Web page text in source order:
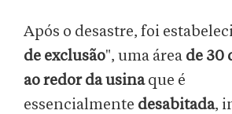
Após o desastre, foi
de exclusão", uma área de 30
ao redor da usinaque é
essencialmente desabitada,